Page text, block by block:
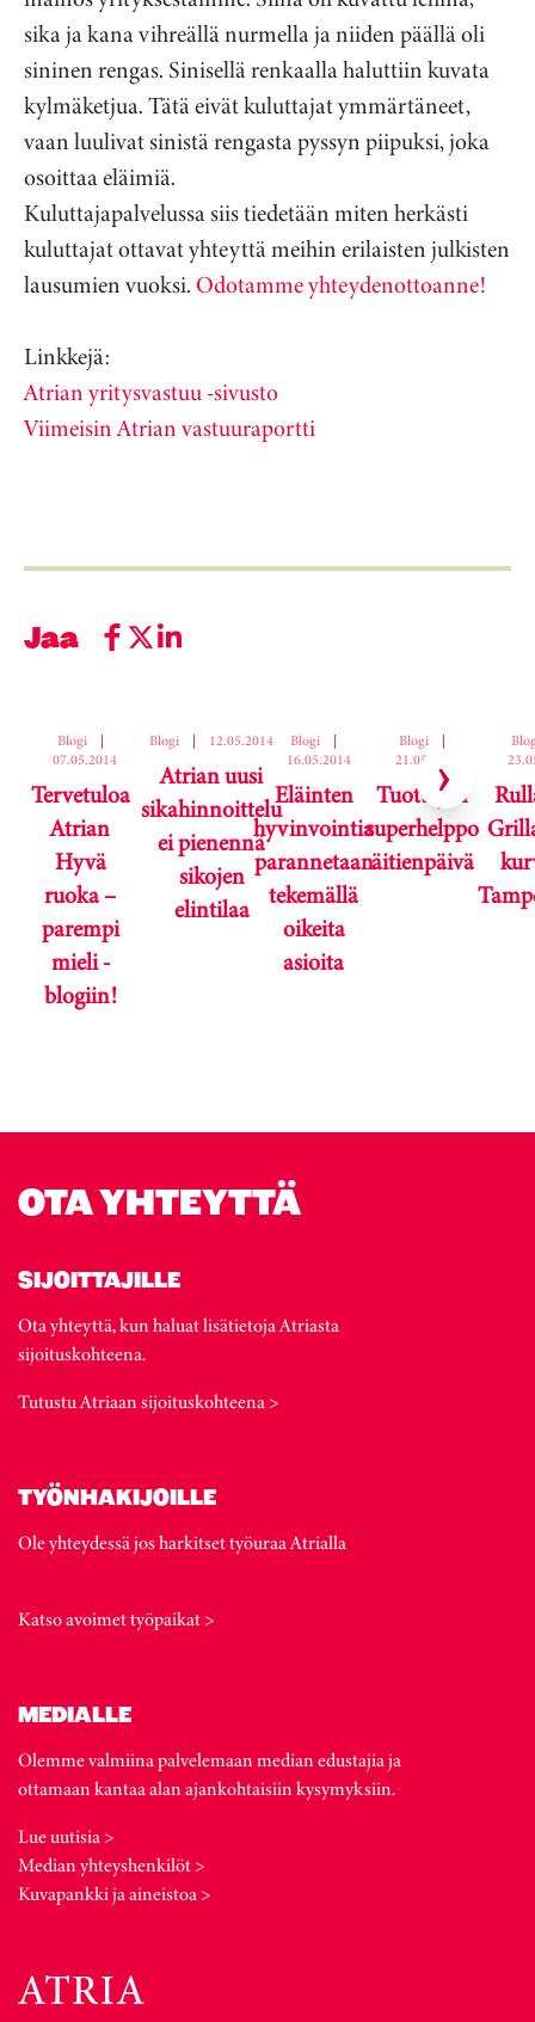
sika ja kana vihreällä nurmella ja niiden päällä oli
sininen rengas. Sinisellä renkaalla haluttiin kuvata
kylmäketjua. Tätä eivät kuluttajat ymmärtäneet,
vaan luulivat sinistä rengasta pyssyn piipuksi, joka
osoittaa eläimiä.
Kuluttajapalvelussa siis tiedetään miten herkästi
kuluttajat ottavat yhteyttä meihin erilaisten julkisten
lausumien vuoksi.Odotamme yhteydenottoanne!
Linkkejä:
Atrian yritysvastuu -sivusto
Viimeisin Atrian vastuuraportti
Jaa
Ohita korttikaruselli
Blogi
|
07.05.2014
Tervetuloa
Atrian
Hyvä
ruoka –
parempi
mieli -
blogiin!
Blogi | 12.05.2014
Atrian uusi
sikahinnoittelu
ei pienennä
sikojen
elintilaa
Blogi
|
16.05.2014
Eläinten
hyvinvointia
parannetaan
tekemällä
oikeita
asioita
Blogi
|
21.05.2014
Tuottajan
superhelppo
äitienpäivä
OTA YHTEYTTÄ
SIJOITTAJILLE
Ota yhteyttä, kun haluat lisätietoja Atriasta
sijoituskohteena.
Tutustu Atriaan sijoituskohteena >
TYÖNHAKIJOILLE
Ole yhteydessä jos harkitset työuraa Atrialla
Katso avoimet työpaikat >
MEDIALLE
Olemme valmiina palvelemaan median edustajia ja
ottamaan kantaa alan ajankohtaisiin kysymyksiin.
Lue uutisia >
Median yhteyshenkilöt >
Kuvapankki ja aineistoa >